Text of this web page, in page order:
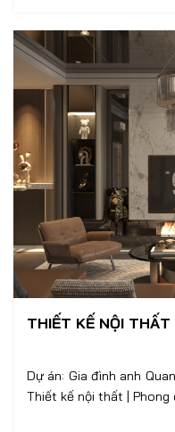
THIẾT KẾ NỘI
Dự án: Gia đình anh
Thiết kế nội